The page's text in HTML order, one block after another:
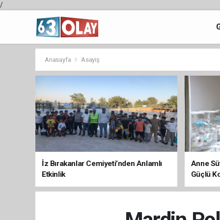
/
Anasayfa Asayiş
İz Bırakanlar Cemiyeti’nden Anlamlı
Etkinlik
Anne
Güçlü